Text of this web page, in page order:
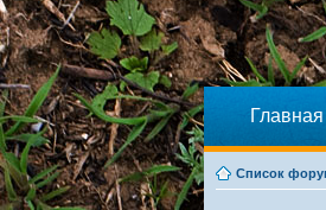
Главная
Список